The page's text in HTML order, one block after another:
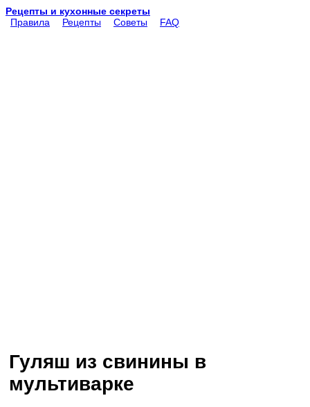
Рецепты и кухонные секреты
Правила
Рецепты Советы FAQ
Гуляш из свинины в
мультиварке